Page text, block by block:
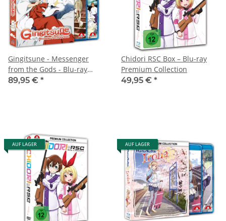
Gingitsune - Messenger
from the Gods - Blu-ray
Premium Collection
89,95 € *
Chidori RSC Box – Blu-ray
Premium Collection
49,95 € *
AUF LAGER AUF LAGER